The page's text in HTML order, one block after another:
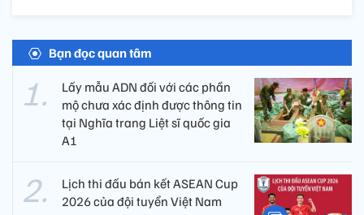
Bạn đọc quan tâm
Lấy mẫu ADN đối với các phần
mộ chưa xác định được thông tin
tại Nghĩa trang Liệt sĩ quốc gia
A1
Lịch thi đấu bán kết ASEAN Cup
2026 của đội tuyển Việt Nam